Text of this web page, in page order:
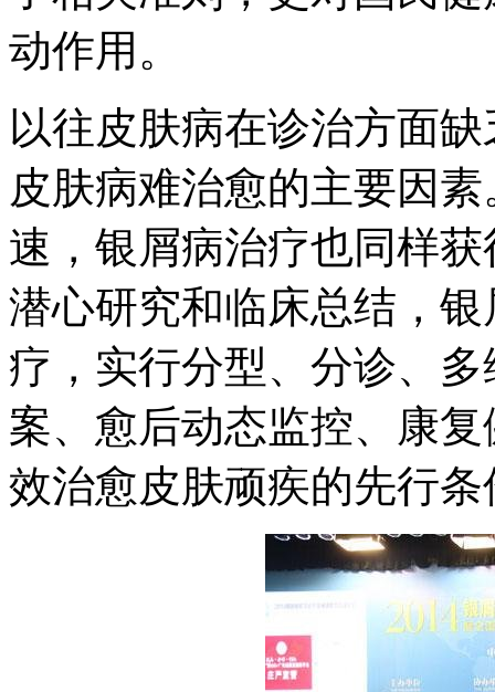
动作用。
以往皮肤病在诊治方面
皮肤病难治愈的主要因
速，银屑病治疗也同样
潜心研究和临床总结，
疗，实行分型、分诊、
案、愈后动态监控、康
效治愈皮肤顽疾的先行条